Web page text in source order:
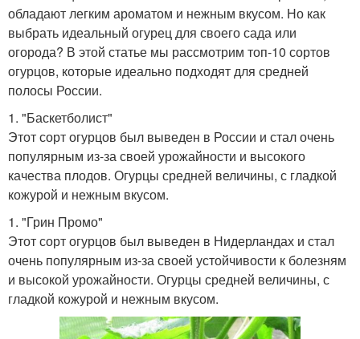
обладают легким ароматом и нежным вкусом. Но как
выбрать идеальный огурец для своего сада или
огорода? В этой статье мы рассмотрим топ-10 сортов
огурцов, которые идеально подходят для средней
полосы России.
1. "Баскетболист"
Этот сорт огурцов был выведен в России и стал очень
популярным из-за своей урожайности и высокого
качества плодов. Огурцы средней величины, с гладкой
кожурой и нежным вкусом.
1. "Грин Промо"
Этот сорт огурцов был выведен в Нидерландах и стал
очень популярным из-за своей устойчивости к болезням
и высокой урожайности. Огурцы средней величины, с
гладкой кожурой и нежным вкусом.